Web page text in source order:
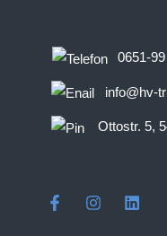
0651-
info@hv-
Ottostr. 5,